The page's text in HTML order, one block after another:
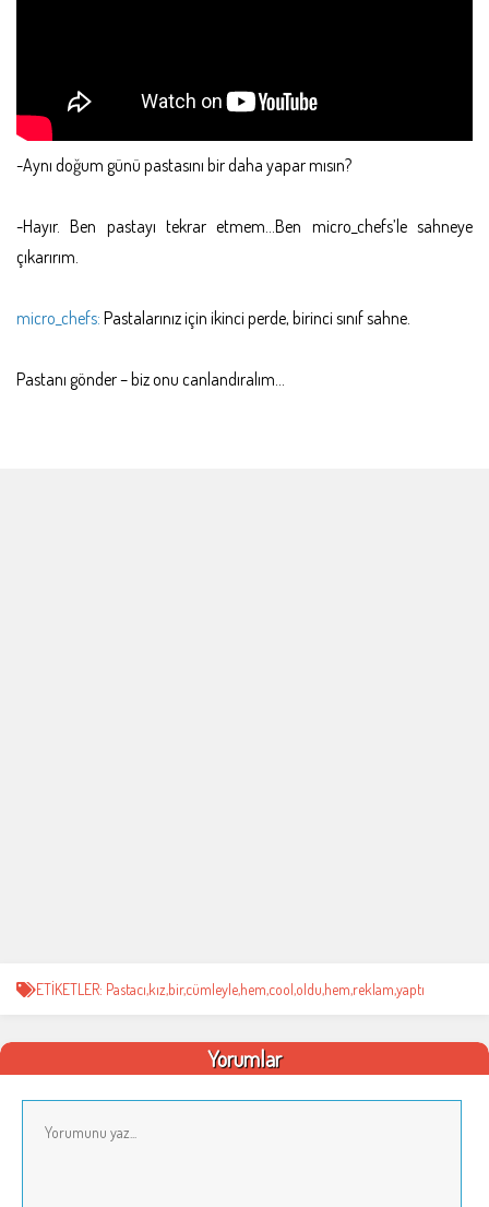
-Aynı doğum günü pastasını bir daha yapar mısın?
-Hayır. Ben pastayı tekrar etmem…Ben micro_chefs’le sahneye
çıkarırım.
micro_chefs: Pastalarınız için ikinci perde, birinci sınıf sahne.
Pastanı gönder – biz onu canlandıralım...
ETİKETLER: Pastacı,kız,bir,cümleyle,hem,cool,oldu,hem,reklam,yaptı
Yorumlar